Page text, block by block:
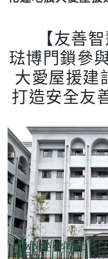
【友善
琺博門鎖參
大愛屋援建
打造安全友